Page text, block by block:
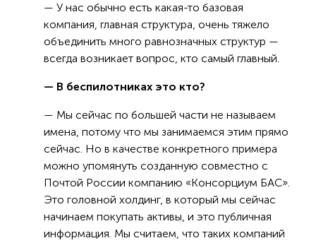
— У нас обычно есть какая-то базовая
компания, главная структура, очень тяжело
объединить много равнозначных структур —
всегда возникает вопрос, кто самый главный.
— В беспилотниках это кто?
— Мы сейчас по большей части не называем
имена, потому что мы занимаемся этим прямо
сейчас. Но в качестве конкретного примера
можно упомянуть созданную совместно с
Почтой России компанию «Консорциум БАС».
Это головной холдинг, в который мы сейчас
начинаем покупать активы, и это публичная
информация. Мы считаем, что таких компаний